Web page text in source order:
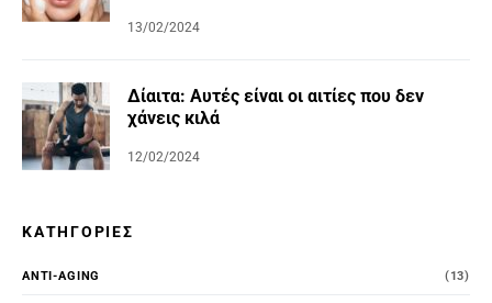
13/02/2024
Δίαιτα: Αυτές είναι οι αιτίες που δεν
χάνεις κιλά
12/02/2024
ΚΑΤΗΓΟΡΊΕΣ
ANTI-AGING (13)